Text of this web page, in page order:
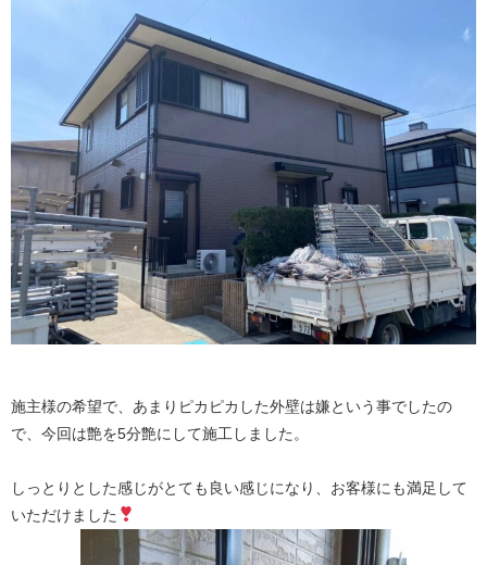
施主様の希望で、あまりピカピカした外壁は嫌という事でしたの
で、今回は艶を5分艶にして施工しました。
しっとりとした感じがとても良い感じになり、お客様にも満足して
いただけました